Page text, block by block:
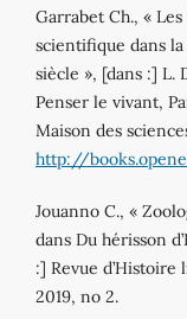
Garrabet Ch., «
scientifique dans
siècle », [dans :] L.
Penser le vivant,
Maison des
http://
Jouanno C., «
dans Du hérisson
:] Revue
2019, no 2.